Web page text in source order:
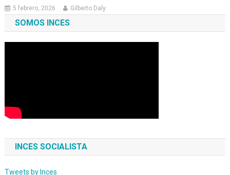
5 febrero, 2026 Gilberto Daly
SOMOS INCES
INCES SOCIALISTA
Tweets by Inces